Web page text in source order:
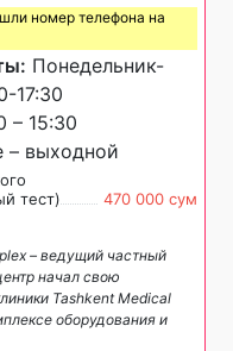
номер телефона на
Понедельник-
17:30
– 15:30
– выходной
тест)
470 000 сум
– ведущий частный
начал свою
Tashkent Medical
оборудования и